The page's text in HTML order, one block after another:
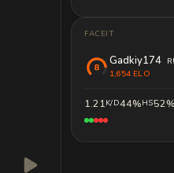
FACEIT
Gadkiy174
1,654 ELO
1.21K/D44%HS52%